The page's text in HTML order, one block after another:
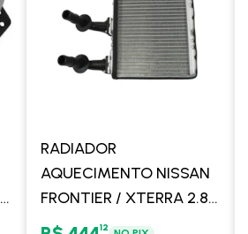
RADIADOR
AQUECIMENTO NISSAN
FRONTIER / XTERRA 2.8
MWM 2002 > -
12